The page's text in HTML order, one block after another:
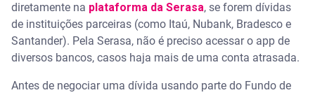
diretamente na plataforma da Serasa, se forem dívidas
de instituições parceiras (como Itaú, Nubank, Bradesco e
Santander). Pela Serasa, não é preciso acessar o app de
diversos bancos, casos haja mais de uma conta atrasada.
Antes de negociar uma dívida usando parte do Fundo de